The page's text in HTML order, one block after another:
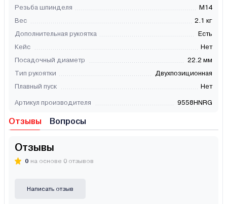
Резьба шпинделя
М14
Вес
2.1 кг
Дополнительная рукоятка
Есть
Кейс
Нет
Посадочный диаметр
22.2 мм
Тип рукоятки
Двухпозиционная
Плавный пуск
Нет
Артикул производителя 9558HNRG
Отзывы Вопросы
Отзывы
0 на основе 0 отзывов
Написать отзыв